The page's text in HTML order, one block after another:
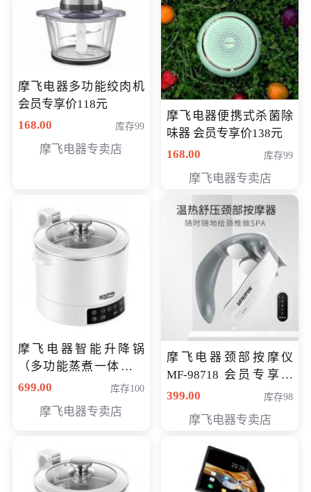
摩飞电器多功能绞肉机
会员专享价118元
168.00
库存99
摩飞电器专卖店
摩飞电器便携式杀菌除
味器 会员专享价138元
168.00
库存99
摩飞电器专卖店
摩飞电器智能升降锅
（多功能蒸煮一体锅）
（智能升降养生锅） 会
699.00 库存100
摩飞电器专卖店
摩飞电器颈部按摩仪
MF-98718 会员专享价
299元
399.00 库存98
摩飞电器专卖店